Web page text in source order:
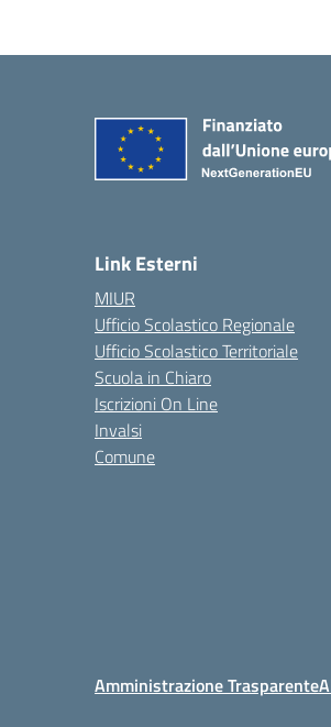
Link Esterni
MIUR
Ufficio Scolastico Regionale
Ufficio Scolastico Territoriale
Scuola in Chiaro
Iscrizioni On Line
Invalsi
Comune
Amministrazione Trasparente